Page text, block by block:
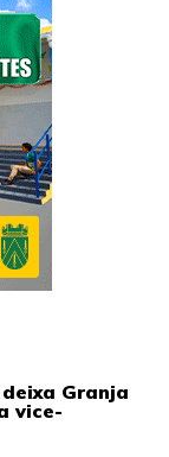
Granja
vice-